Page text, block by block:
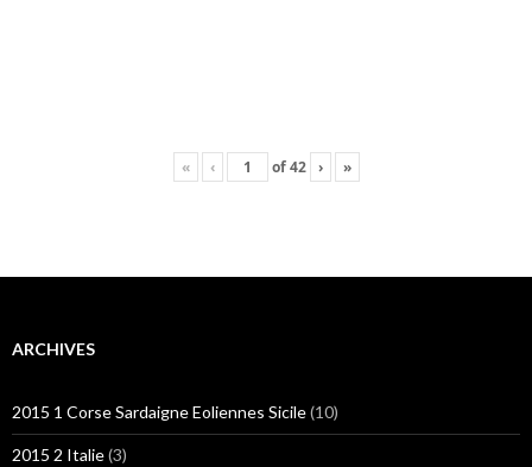
« ‹ of42 › »
ARCHIVES
2015 1 Corse Sardaigne Eoliennes Sicile(10)
2015 2 Italie(3)